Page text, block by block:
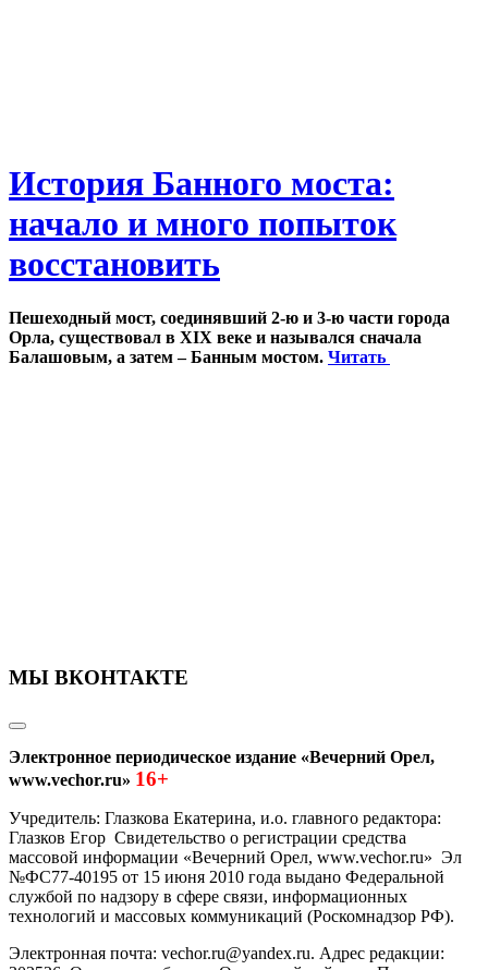
История Банного моста:
начало и много попыток
восстановить
Пешеходный мост, соединявший 2-ю и 3-ю части города
Орла, существовал в XIX веке и назывался сначала
Балашовым, а затем – Банным мостом. Читать
МЫ ВКОНТАКТЕ
Электронное периодическое издание «Вечерний Орел,
www.vechor.ru» 16+
Учредитель: Глазкова Екатерина, и.о. главного редактора:
Глазков Егор Свидетельство о регистрации средства
массовой информации «Вечерний Орел, www.vechor.ru» Эл
№ФС77-40195 от 15 июня 2010 года выдано Федеральной
службой по надзору в сфере связи, информационных
технологий и массовых коммуникаций (Роскомнадзор РФ).
Электронная почта: vechor.ru@yandex.ru. Адрес редакции: